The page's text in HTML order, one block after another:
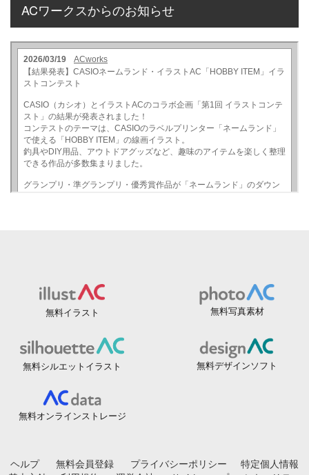
ACワークスからのお知らせ
無料イラスト 無料写真素材
無料シルエットイラスト 無料デザインソフト
無料オンラインストレージ
ヘルプ 無料会員登録 プライバシーポリシー
特定個人情報